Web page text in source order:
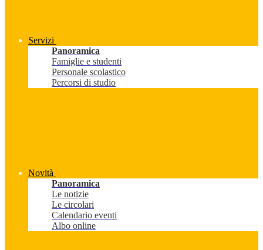
Servizi
Panoramica
Famiglie e studenti
Personale scolastico
Percorsi di studio
Novità
Panoramica
Le notizie
Le circolari
Calendario eventi
Albo online